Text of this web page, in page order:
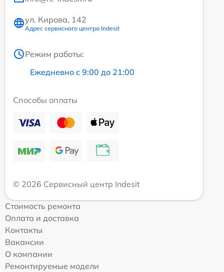
ул. Кирова, 142
Адрес сервисного центра Indesit
Режим работы:
Ежедневно с 9:00 до 21:00
Способы оплаты
© 2026 Сервисный центр Indesit
Стоимость ремонта
Оплата и доставка
Контакты
Вакансии
О компании
Ремонтируемые модели